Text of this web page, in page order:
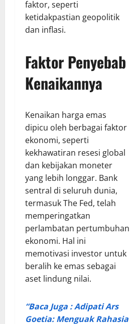
faktor, seperti
ketidakpastian geopolitik
dan inflasi.
Faktor Penyebab
Kenaikannya
Kenaikan harga emas
dipicu oleh berbagai faktor
ekonomi, seperti
kekhawatiran resesi global
dan kebijakan moneter
yang lebih longgar. Bank
sentral di seluruh dunia,
termasuk The Fed, telah
memperingatkan
perlambatan pertumbuhan
ekonomi. Hal ini
memotivasi investor untuk
beralih ke emas sebagai
aset lindung nilai.
“Baca Juga : Adipati Ars
Goetia: Menguak Rahasia